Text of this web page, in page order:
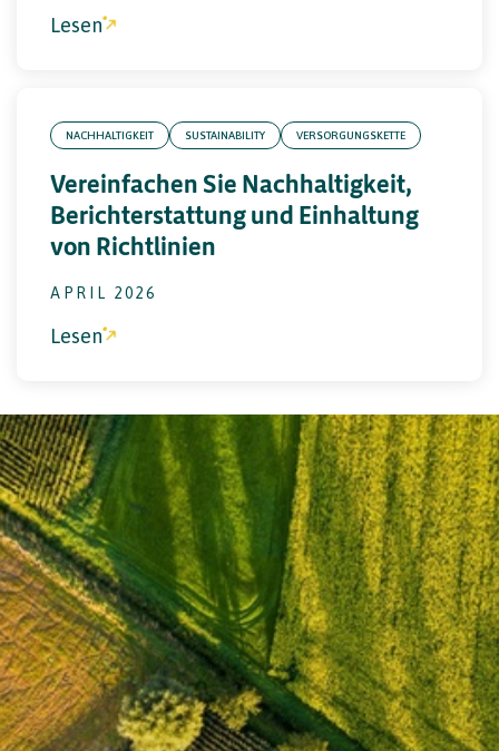
Lesen
NACHHALTIGKEIT SUSTAINABILITY VERSORGUNGSKETTE
Vereinfachen Sie Nachhaltigkeit,
Berichterstattung und Einhaltung
von Richtlinien
APRIL 2026
Lesen